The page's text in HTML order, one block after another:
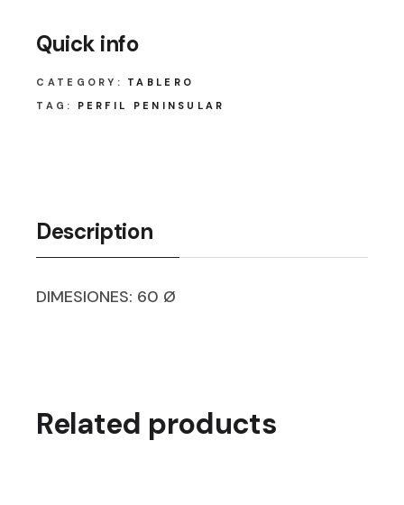
Quick info
CATEGORY:
TABLERO
TAG:
PERFIL PENINSULAR
Description
DIMESIONES: 60 Ø
Related products